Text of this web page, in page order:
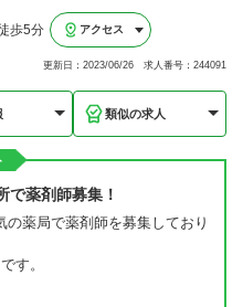
歩5分 アクセス
更新日：2023/06/26 求人番号：244091
類似の求人
で薬剤師募集！
薬局で薬剤師を募集しており
す。